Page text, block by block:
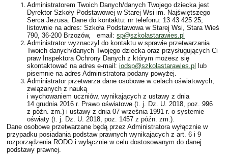
Administratorem Twoich Danych/danych Twojego dziecka jest
Dyrektor Szkoły Podstawowej w Starej Wsi im. Najświętszego
Serca Jezusa. Dane do kontaktu: nr telefonu: 13 43 425 25;
listownie na adres: Szkoła Podstawowa w Starej Wsi, Stara Wieś
790, 36-200 Brzozów, email:sp@szkolastarawies.pl
Administrator wyznaczył do kontaktu w sprawie przetwarzania
Twoich danych/danych Twojego dziecka oraz przysługujących Ci
praw Inspektora Ochrony Danych z którym możesz się
skontaktować na adres e-mail:iodsp@szkolastarawies.pl lub
pisemnie na adres Administratora podany powyżej.
Administrator przetwarza dane osobowe w celach oświatowych,
związanych z nauką
i wychowaniem uczniów, wynikających z ustawy z dnia
14 grudnia 2016 r. Prawo oświatowe (t. j. Dz. U. 2018, poz. 996
z późn. zm.) i ustawy z dnia 07 września 1991 r. o systemie
oświaty (t. j. Dz. U. 2018, poz. 1457 z późn. zm.).
Dane osobowe przetwarzane będą przez Administratora wyłącznie w
przypadku posiadania podstaw prawnych wynikających z art. 6 i 9
rozporządzenia RODO i wyłącznie w celu dostosowanym do danej
podstawy prawnej.